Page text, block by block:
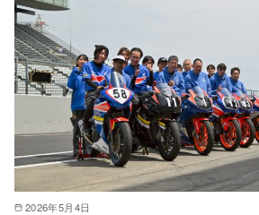
2026年5月4日